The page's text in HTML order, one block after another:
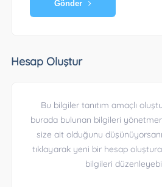
Gönder
Hesap Oluştur
Bu bilgiler tanıtım amaçlı
burada bulunan bilgileri
size ait olduğunu
tıklayarak yeni bir hesap
bilgileri